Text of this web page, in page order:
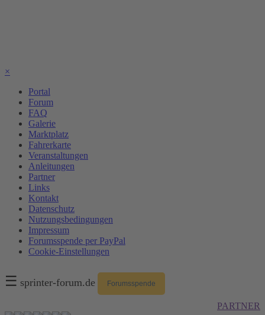
×
Portal
Forum
FAQ
Galerie
Marktplatz
Fahrerkarte
Veranstaltungen
Anleitungen
Partner
Links
Kontakt
Datenschutz
Nutzungsbedingungen
Impressum
Forumsspende per PayPal
Cookie-Einstellungen
☰ sprinter-forum.de Forumsspende
PARTNER